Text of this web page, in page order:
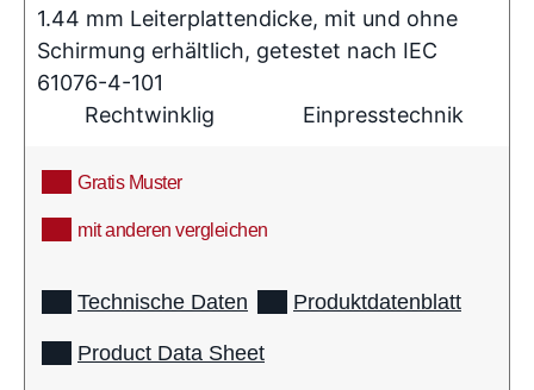
1.44 mm Leiterplattendicke, mit und ohne
Schirmung erhältlich, getestet nach IEC
61076-4-101
Rechtwinklig
Einpresstechnik
Gratis Muster
mit anderen vergleichen
Technische Daten Produktdatenblatt
Product Data Sheet